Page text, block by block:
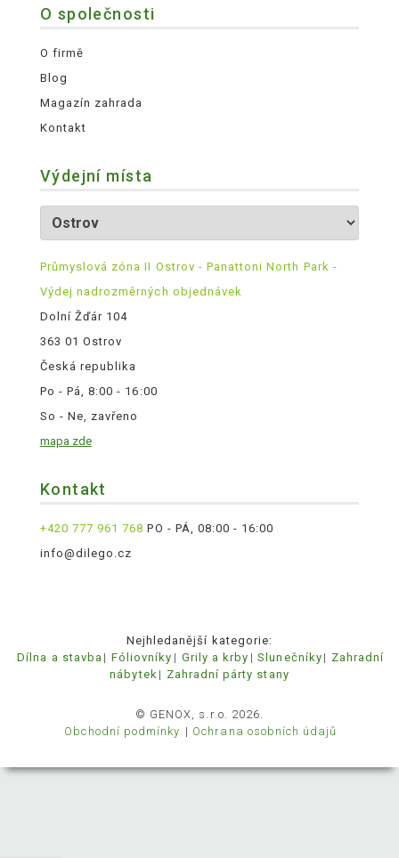
O společnosti
O firmě
Blog
Magazín zahrada
Kontakt
Výdejní místa
Průmyslová zóna II Ostrov - Panattoni North Park -
Výdej nadrozměrných objednávek
Dolní Žďár 104
363 01 Ostrov
Česká republika
Po - Pá, 8:00 - 16:00
So - Ne, zavřeno
mapa zde
Kontakt
+420 777 961 768 PO - PÁ, 08:00 - 16:00
info@dilego.cz
Nejhledanější kategorie:
Dílna a stavba
Fóliovníky Grily a krby Slunečníky
Zahradní
nábytek
Zahradní párty stany
© GENOX, s.r.o. 2026.
Obchodní podmínky
Ochrana osobních údajů